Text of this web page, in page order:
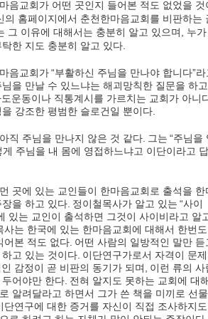
음교회가 어떤 곳인지 들어본 적도 없었을 것
의 홈페이지에서 춘천한마음교회를 비판하는
그 이유에 대해서는 충분히 알고 있으며, 누
한 지도 충분히 알고 있다.
음교회가“부활하신 주님을 만나야 합니다”
을 만날 수 있느냐는 해괴망칙한 질문을 하
운동이나 직통계시를 가르치는 교회가 아니
강조한 평범한 슬로건일 뿐이다
직 주님을 만나지 않은 것 같다 그는 “주님을
게 주님을 내 몸에 영접하느냐고 이단이라고
곳에 있는 교인들이 한마음교회로 출석을 한
을 하고 있다 정이철목사가 알고 있는 “사이
있는 교인이 출석하면 그것이 사이비라고 알
사는 한국에 있는 한마음교회에 대해서 한번
어본 적도 없다 어떤 사람의 일방적인 말만 듣
고 있는 것이다 이단연구가로서 자격이 문
감정이 곧 비판의 동기가 되며
이런 류의 사
어야만 한다 전혀 알지도 못하는 교회에 대
알려달라고 하면서 그가 쓴 책을 미끼로 선
단연구에 대한 증거를 자신이 직접 조사하지